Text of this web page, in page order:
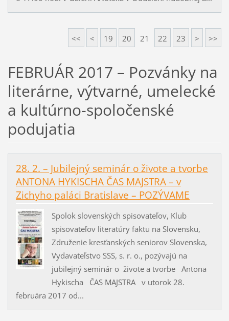
<< < 19 20 21 22 23 > >>
FEBRUÁR 2017 – Pozvánky na
literárne, výtvarné, umelecké
a kultúrno-spoločenské
podujatia
28. 2. – Jubilejný seminár o živote a tvorbe
ANTONA HYKISCHA ČAS MAJSTRA – v
Zichyho paláci Bratislave – POZÝVAME
Spolok slovenských spisovateľov, Klub
spisovateľov literatúry faktu na Slovensku,
Združenie kresťanských seniorov Slovenska,
Vydavateľstvo SSS, s. r. o., pozývajú na
jubilejný seminár o živote a tvorbe Antona
Hykischa ČAS MAJSTRA v utorok 28.
februára 2017 od...